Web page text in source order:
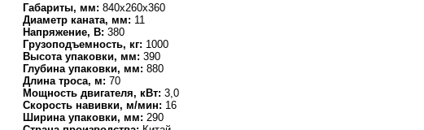
(T)
Габариты, мм: 840х260х360
Диаметр каната, мм: 11
Напряжение, В: 380
Грузоподъемность, кг: 1000
Высота упаковки, мм: 390
Глубина упаковки, мм: 880
Длина троса, м: 70
Мощность двигателя, кВт: 3,0
Скорость навивки, м/мин: 16
Ширина упаковки, мм: 290